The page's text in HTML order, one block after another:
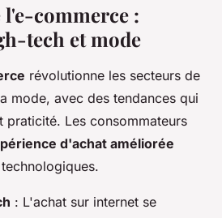
commerce :
tech et mode
révolutionne les secteurs de
mode, avec des tendances qui
praticité. Les consommateurs
d'achat améliorée
: L'achat sur internet se